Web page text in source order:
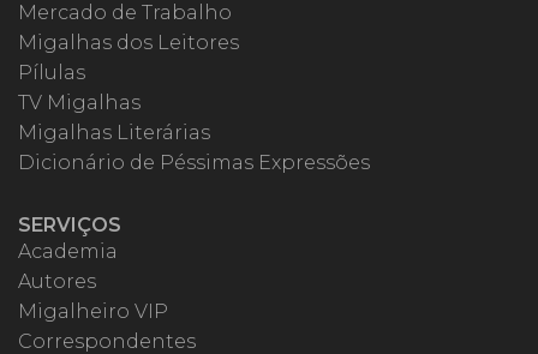
Mercado de Trabalho
Migalhas dos Leitores
Pílulas
TV Migalhas
Migalhas Literárias
Dicionário de Péssimas Expressões
SERVIÇOS
Academia
Autores
Migalheiro VIP
Correspondentes